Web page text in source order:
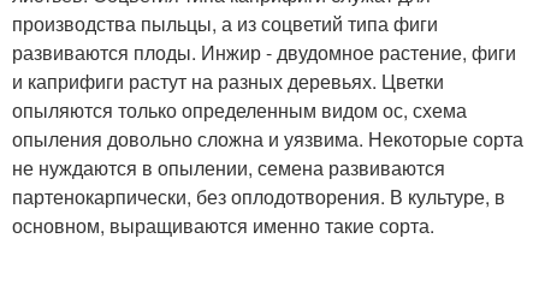
производства пыльцы, а из соцветий типа фиги
развиваются плоды. Инжир - двудомное растение, фиги
и каприфиги растут на разных деревьях. Цветки
опыляются только определенным видом ос, схема
опыления довольно сложна и уязвима. Некоторые сорта
не нуждаются в опылении, семена развиваются
партенокарпически, без оплодотворения. В культуре, в
основном, выращиваются именно такие сорта.